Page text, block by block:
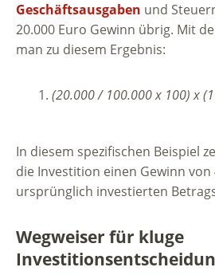
Geschäftsausgaben und
20.000 Euro Gewinn übrig. Mit
man zu diesem Ergebnis:
(20.000 / 100.000 x 100) x
In diesem spezifischen Beispiel
die Investition einen Gewinn von
ursprünglich investierten
Wegweiser für kluge